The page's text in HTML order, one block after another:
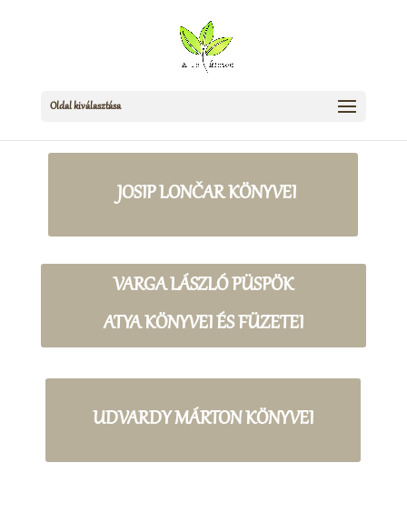
Oldal kiválasztása
JOSIP LONČAR KÖNYVEI
VARGA LÁSZLÓ PÜSPÖK
ATYA KÖNYVEI ÉS FÜZETEI
UDVARDY MÁRTON KÖNYVEI